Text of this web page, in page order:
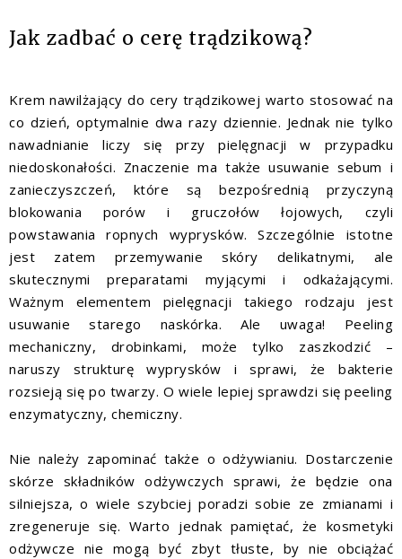
Jak zadbać o cerę trądzikową?
Krem nawilżający do cery trądzikowej warto stosować na
co dzień, optymalnie dwa razy dziennie. Jednak nie tylko
nawadnianie liczy się przy pielęgnacji w przypadku
niedoskonałości. Znaczenie ma także usuwanie sebum i
zanieczyszczeń, które są bezpośrednią przyczyną
blokowania porów i gruczołów łojowych, czyli
powstawania ropnych wyprysków. Szczególnie istotne
jest zatem przemywanie skóry delikatnymi, ale
skutecznymi preparatami myjącymi i odkażającymi.
Ważnym elementem pielęgnacji takiego rodzaju jest
usuwanie starego naskórka. Ale uwaga! Peeling
mechaniczny, drobinkami, może tylko zaszkodzić –
naruszy strukturę wyprysków i sprawi, że bakterie
rozsieją się po twarzy. O wiele lepiej sprawdzi się peeling
enzymatyczny, chemiczny.
Nie należy zapominać także o odżywianiu. Dostarczenie
skórze składników odżywczych sprawi, że będzie ona
silniejsza, o wiele szybciej poradzi sobie ze zmianami i
zregeneruje się. Warto jednak pamiętać, że kosmetyki
odżywcze nie mogą być zbyt tłuste, by nie obciążać